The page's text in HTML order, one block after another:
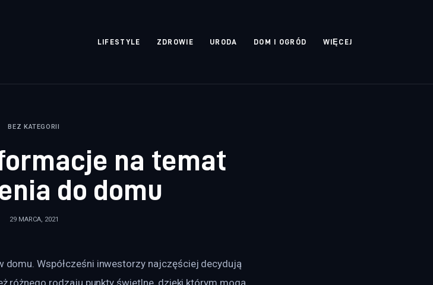
LIFESTYLE ZDROWIE URODA DOM I OGRÓD WIĘCEJ
BEZ KATEGORII
na temat
do domu
29 MARCA, 2021
domu. Współcześni inwestorzy najczęściej decydują
różnego rodzaju punkty świetlne, dzięki którym mogą